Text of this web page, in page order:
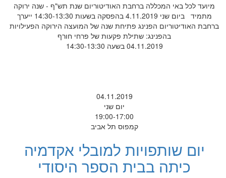
מיועד לכל באי המכללה ברחבת האודיטוריום שנת תש"ף - שנה ירוקה
מתמיד ביום שני 4.11.2019 בהפסקה בשעות 14:30-13:30 ייערך
ברחבת האודיטוריום הפנינג פתיחת שנה של המועצה הירוקה הפעילויות
בהפנינג: שתילת פקעות של פרחי חורף
04.11.2019 בשעה 14:30-13:30
04.11.2019
יום שני
19:00-17:00
קמפוס תל אביב
יום שותפויות למובלי אקדמיה
כיתה בבית הספר היסודי